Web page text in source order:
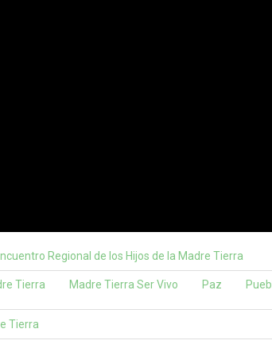
Regional de los Hijos de la Madre Tierra
Tierra Madre Tierra Ser Vivo Paz
Tierra